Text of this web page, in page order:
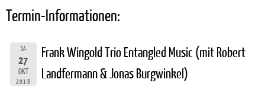
Termin-Informationen:
SA
27
OKT
2018
Frank Wingold Trio Entangled Music (mit Robert
Landfermann & Jonas Burgwinkel)